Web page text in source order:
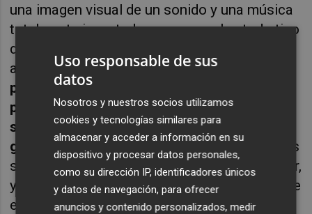
una imagen visual de un sonido y una música
totalmente inventados, que mezclan todo tipo
de grabaciones del artista de manera
aleatoria. “Lo bonito es que nunca vamos a
poder escuchar la imagen que aquí se
proyecta, el espectador debe interpretarla,
sumergirse en la imagenespectográfica
generar sus propias conclusiones . Comelles
señala que la música es muy fácil de imaginar,
y que eso es precisamente lo que permite que
el espectador pueda llegar a dichas
Uso responsable de sus
datos
Nosotros y nuestros socios utilizamos
cookies y tecnologías similares para
almacenar y acceder a información en su
dispositivo y procesar datos personales,
como su dirección IP, identificadores únicos
y datos de navegación, para ofrecer
anuncios y contenido personalizados, medir